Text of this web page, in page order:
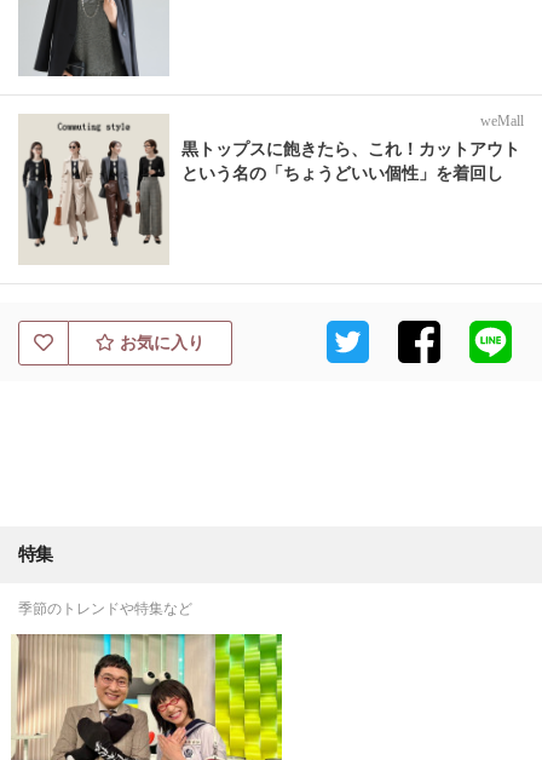
weMall
黒トップスに飽きたら、これ！カットアウト
という名の「ちょうどいい個性」を着回し
お気に入り
特集
季節のトレンドや特集など